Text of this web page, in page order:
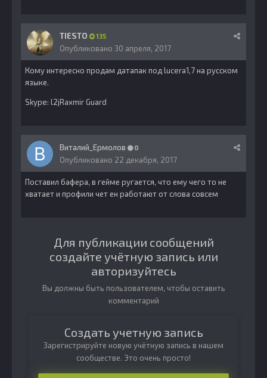
TIESTO 135
Опубликовано 30 апреля, 2017
Кому интересно продам датапак под lucera1,7 на русском
языке.
Skype: l2jRaxmir Guard
Виталий_Ермолов 0
Опубликовано 22 декабря, 2017
Поставил бафера, в гейме ругается, что ему чего то не
хватает и профили чет ен работают от слова совсем
Для публикации сообщений
создайте учётную запись или
авторизуйтесь
Вы должны быть пользователем, чтобы оставить
комментарий
Создать учетную запись
Зарегистрируйте новую учётную запись в нашем
сообществе. Это очень просто!